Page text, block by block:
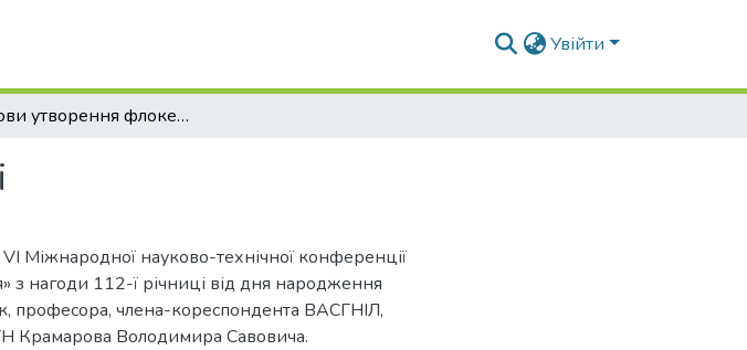
Увійти
Умови утворення флокенів в сталі
VI Міжнародної науково-технічної конференції
з нагоди 112-ї річниці від дня народження
професора, члена-кореспондента ВАСГНІЛ,
Крамарова Володимира Савовича.